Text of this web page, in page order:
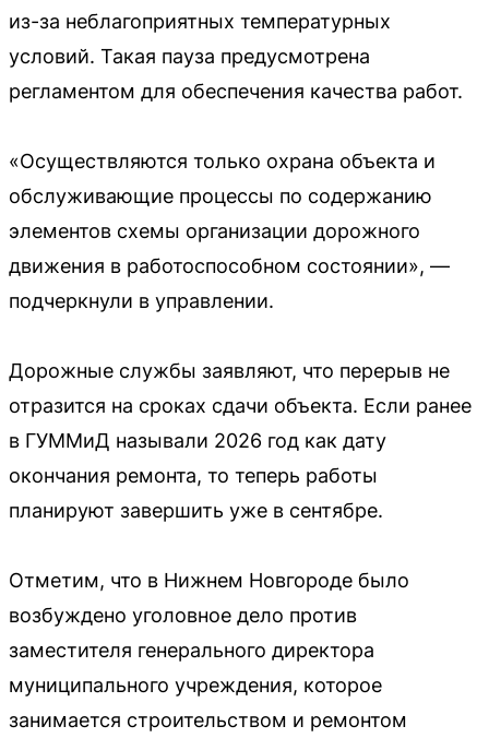
из-за неблагоприятных температурных
условий. Такая пауза предусмотрена
регламентом для обеспечения качества работ.
«Осуществляются только охрана объекта и
обслуживающие процессы по содержанию
элементов схемы организации дорожного
движения в работоспособном состоянии», —
подчеркнули в управлении.
Дорожные службы заявляют, что перерыв не
отразится на сроках сдачи объекта. Если ранее
в ГУММиД называли 2026 год как дату
окончания ремонта, то теперь работы
планируют завершить уже в сентябре.
Отметим, что в Нижнем Новгороде было
возбуждено уголовное дело против
заместителя генерального директора
муниципального учреждения, которое
занимается строительством и ремонтом